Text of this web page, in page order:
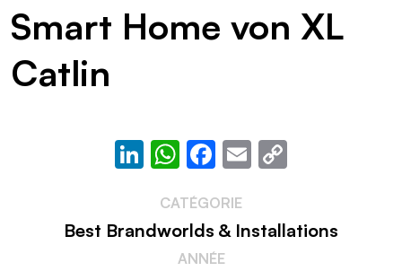
Smart Home von XL
Catlin
LinkedIn
WhatsApp
Facebook
Email
CATÉGORIE
Best Brandworlds & Installations
ANNÉE